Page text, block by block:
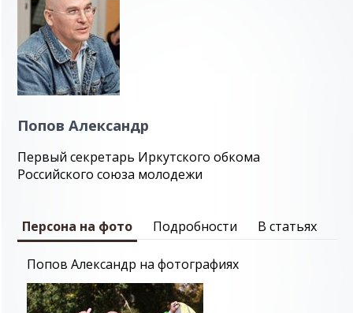
Попов Александр
Первый секретарь Иркутского обкома
Российского союза молодежи
Персона на фото Подробности В статьях
Попов Александр на фотографиях